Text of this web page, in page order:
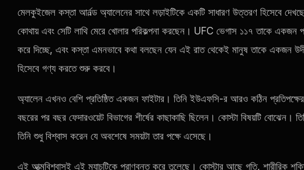
মেলকুইজেল কস্তা আর্নল্ড অ্যালেনের সাথে লড়াইটিকে একটি সাধারণ উত্তরণ হিসেবে
কোথায় এবং সেটি লাথি মেরে খোলার পরিকল্পনা করছেন। UFC ভেগাস ১১৭ তাকে একজন
করে দিচ্ছে, এবং কস্তা এমনভাবে কথা বলছেন যেন এই রাত থেকেই মানুষ তাকে একজন
হিসেবে গণ্য করতে শুরু করবে।
অ্যালেন এখনও বেশি প্রতিষ্ঠিত একজন ফাইটার। তিনি ইউএফসি-র আরও কঠিন প্রতিপক্ষের
বছরের পর বছর ফেদারওয়েট বিভাগের শীর্ষের কাছাকাছি ছিলেন। কোস্টা বিষয়টি
তিনি শুধু বিশ্বাস করেন যে অবশেষে সময়টা তার পক্ষে এসেছে।
এই আত্মবিশ্বাসই এই ম্যাচটিকে প্রাণবন্ত করে তুলেছে। কোস্টার আছে গতি,